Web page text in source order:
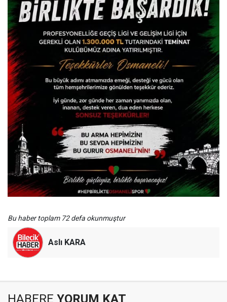
Bu haber toplam 72 defa okunmuştur
Aslı KARA
HABERE YORUM KAT